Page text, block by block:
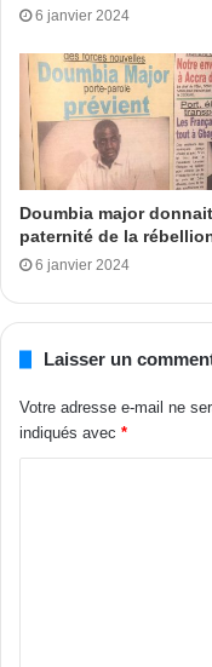
Laurent déclarait que
que le pouvoir de
boucs-émissaires
Mamadou Ouattara
Tags baisse cacao
6 janvier 2024
Doumbia major
paternité de la
6 janvier 2024
Laisser un
Votre adresse e-mail ne
indiqués avec *